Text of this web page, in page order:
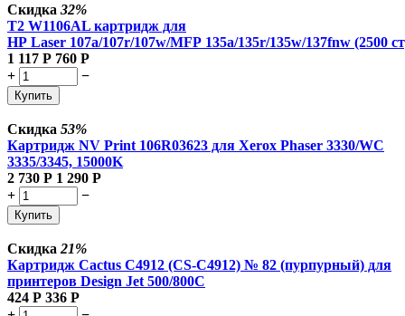
Скидка 32%
T2 W1106AL картридж для
HP Laser 107a/107r/107w/MFP 135a/135r/135w/137fnw (2500
1 117 Р 760 Р
+
−
Купить
Скидка 53%
Картридж NV Print 106R03623 для Xerox Phaser 3330/WC
3335/3345, 15000K
2 730 Р 1 290 Р
+
−
Купить
Скидка 21%
Картридж Cactus C4912 (CS-C4912) № 82 (пурпурный) для
принтеров Design Jet 500/800C
424 Р 336 Р